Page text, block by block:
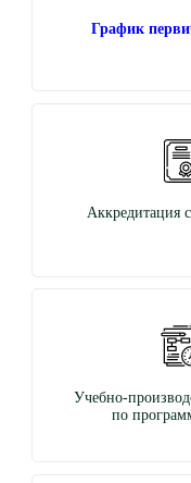
График
Аккредитация
Учебно-
по